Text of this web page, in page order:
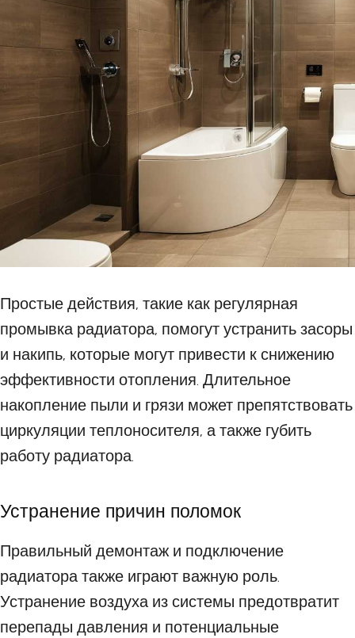
Простые действия, такие как регулярная
промывка радиатора, помогут устранить засоры
и накипь, которые могут привести к снижению
эффективности отопления. Длительное
накопление пыли и грязи может препятствовать
циркуляции теплоносителя, а также губить
работу радиатора.
Устранение причин поломок
Правильный демонтаж и подключение
радиатора также играют важную роль.
Устранение воздуха из системы предотвратит
перепады давления и потенциальные